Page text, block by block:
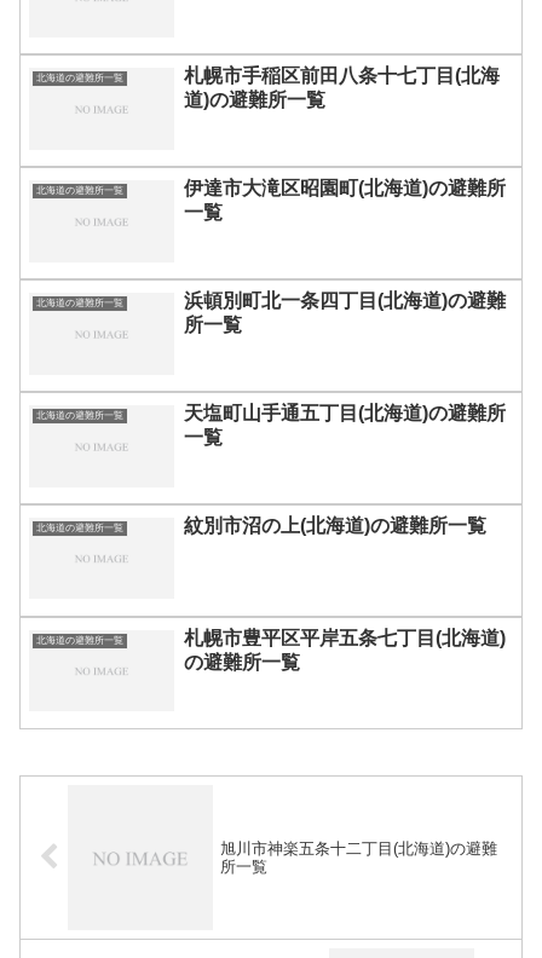
北海道の避難所一覧
札幌市手稲区前田八条十七丁目(北海
道)の避難所一覧
北海道の避難所一覧
伊達市大滝区昭園町(北海道)の避難所
一覧
北海道の避難所一覧
浜頓別町北一条四丁目(北海道)の避難
所一覧
北海道の避難所一覧
天塩町山手通五丁目(北海道)の避難所
一覧
北海道の避難所一覧 紋別市沼の上(北海道)の避難所一覧
北海道の避難所一覧
札幌市豊平区平岸五条七丁目(北海道)
の避難所一覧
旭川市神楽五条十二丁目(北海道)の避難
所一覧